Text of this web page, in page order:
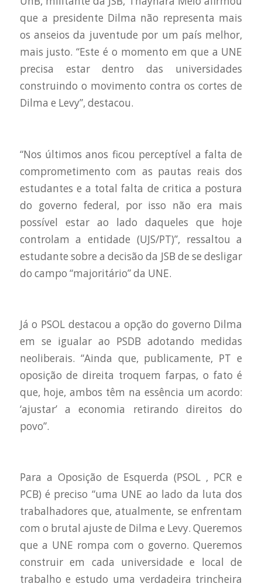
que a presidente Dilma não representa mais
os anseios da juventude por um país melhor,
mais justo. “Este é o momento em que a UNE
precisa estar dentro das universidades
construindo o movimento contra os cortes de
Dilma e Levy”, destacou.
“Nos últimos anos ficou perceptível a falta de
comprometimento com as pautas reais dos
estudantes e a total falta de critica a postura
do governo federal, por isso não era mais
possível estar ao lado daqueles que hoje
controlam a entidade (UJS/PT)”, ressaltou a
estudante sobre a decisão da JSB de se desligar
do campo “majoritário” da UNE.
Já o PSOL destacou a opção do governo Dilma
em se igualar ao PSDB adotando medidas
neoliberais. “Ainda que, publicamente, PT e
oposição de direita troquem farpas, o fato é
que, hoje, ambos têm na essência um acordo:
‘ajustar’ a economia retirando direitos do
povo”.
Para a Oposição de Esquerda (PSOL , PCR e
PCB) é preciso “uma UNE ao lado da luta dos
trabalhadores que, atualmente, se enfrentam
com o brutal ajuste de Dilma e Levy. Queremos
que a UNE rompa com o governo. Queremos
construir em cada universidade e local de
trabalho e estudo uma verdadeira trincheira